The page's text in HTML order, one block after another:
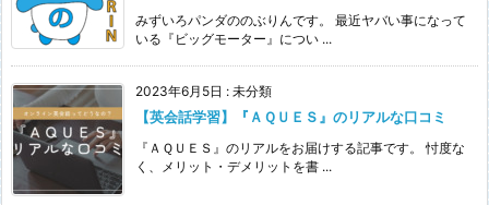
みずいろパンダののぶりんです。 最近ヤバい事になって
いる『ビッグモーター』につい ...
2023年6月5日 : 未分類
【英会話学習】『ＡＱＵＥＳ』のリアルな口コミ
『ＡＱＵＥＳ』のリアルをお届けする記事です。 忖度な
く、メリット・デメリットを書 ...